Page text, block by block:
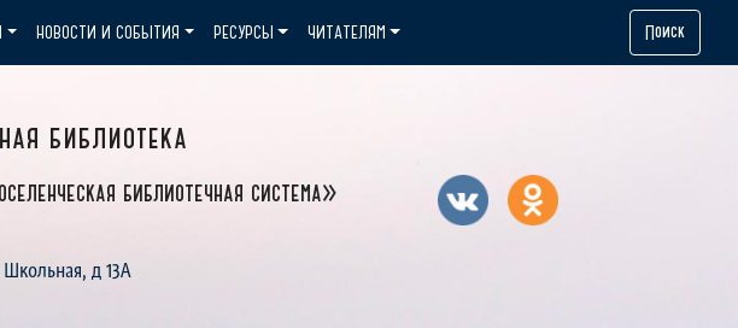
библиотека
библиотечная система»
д 13А
НОВОСТИ И СОБЫТИЯ РЕСУРСЫ ЧИТАТЕЛЯМ Поиск